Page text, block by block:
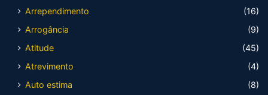
Arrependimento
(16)
Arrogância
(9)
Atitude
(45)
Atrevimento
(4)
Auto estima
(8)